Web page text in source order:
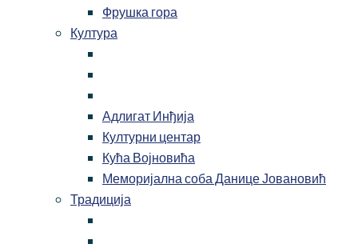
Фрушка гора
Култура
Адлигат Инђија
Културни центар
Кућа Војновића
Меморијална соба Данице Јовановић
Традиција